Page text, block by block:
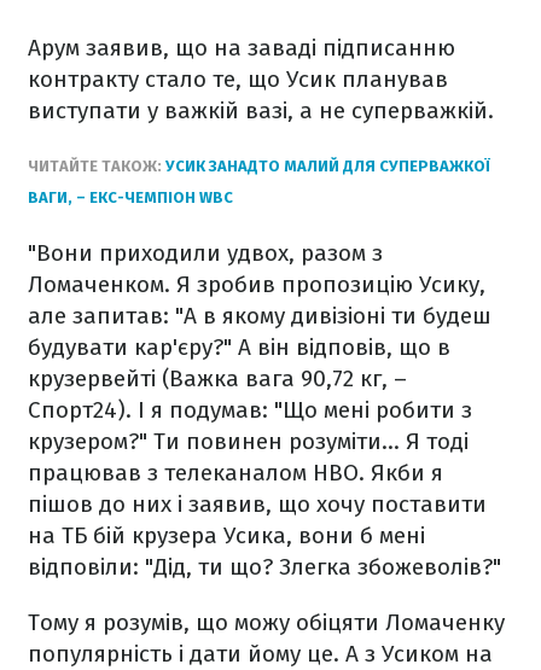
Арум заявив, що на заваді підписанню
контракту стало те, що Усик планував
виступати у важкій вазі, а не суперважкій.
ЧИТАЙТЕ ТАКОЖ: УСИК ЗАНАДТО МАЛИЙ ДЛЯ СУПЕРВАЖКОЇ
ВАГИ, – ЕКС-ЧЕМПІОН WBC
"Вони приходили удвох, разом з
Ломаченком. Я зробив пропозицію Усику,
але запитав: "А в якому дивізіоні ти будеш
будувати кар'єру?" А він відповів, що в
крузервейті (Важка вага 90,72 кг, –
Спорт24). І я подумав: "Що мені робити з
крузером?" Ти повинен розуміти... Я тоді
працював з телеканалом НВО. Якби я
пішов до них і заявив, що хочу поставити
на ТБ бій крузера Усика, вони б мені
відповіли: "Дід, ти що? Злегка збожеволів?"
Тому я розумів, що можу обіцяти Ломаченку
популярність і дати йому це. А з Усиком на